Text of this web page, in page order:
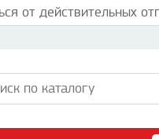
от действительных